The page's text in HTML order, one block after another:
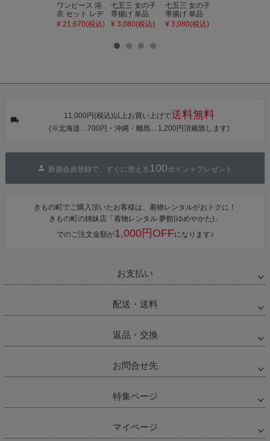
ワンピース 浴
衣 セット レデ
ィース 吸水速
乾 ポリエステ
カシュクール
ワンピース 簡
単着付け 大人
¥ 21,670(税込)
七五三 女の子
帯揚げ 単品
「灰桃色」日
本製 7歳 女児
びあげ 和装 着
¥ 3,080(税込)
七五三 女の子
帯揚げ 単品
「若葉色」日
本製 7歳 女児
¥ 3,080(税込)
11,000円(税込)以上お買い上げで送料無料
(※北海道…700円・沖縄・離島…1,200円頂戴致します)
新規会員登録で、すぐに使える 100ポイントプレゼント
きもの町でご購入頂いたお客様は、着物レンタルがおトクに！
きもの町の姉妹店「着物レンタル 夢館(ゆめやかた)」
でのご注文金額が1,000円OFFになります♪
お支払い
配送・送料
返品・交換
お問合せ先
特集ページ
マイページ